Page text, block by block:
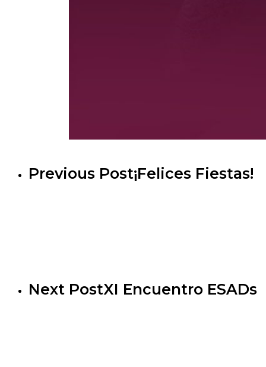
Previous Post¡Felices Fiestas!
Next PostXI Encuentro ESADs